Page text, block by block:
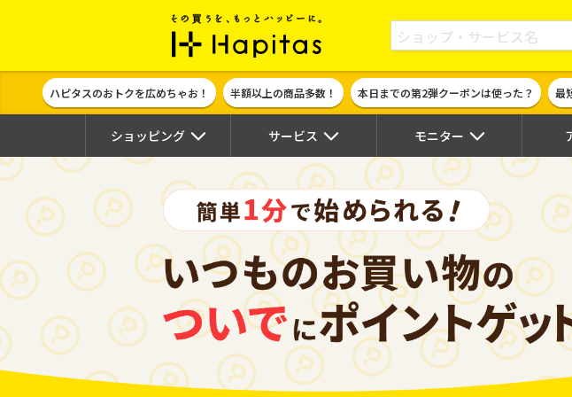
ポイント貯めて現金やギフト券に交換できるポイン
ハピタスのおトクを広めちゃお！ 半額以上の商品多数！ 本日までの第2弾クーポンは使った？ 最
ショッピング サービス モニター